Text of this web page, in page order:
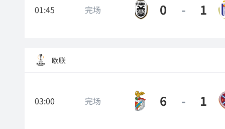
01:45 完场
塞萨洛尼基 0 - 1
欧联
03:00 完场 6 - 1